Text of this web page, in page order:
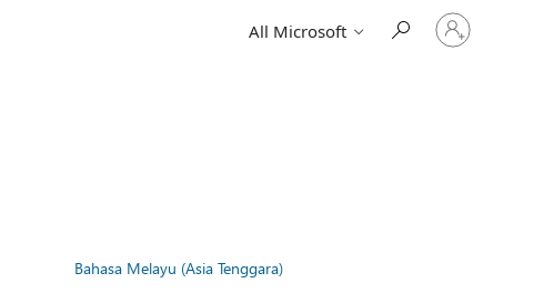
All Microsoft
Sign
in
Bahasa Melayu (Asia Tenggara)